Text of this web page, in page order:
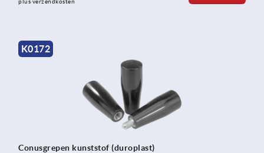
plus verzendkosten
K0172
Conusgrepen kunststof (duroplast)